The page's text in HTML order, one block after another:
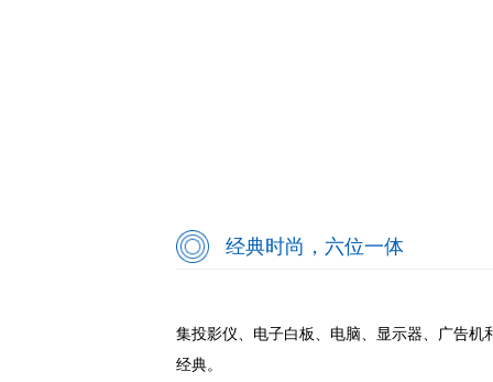
经典时尚，六位一体
集投影仪、电子白板、电脑、显示器、广告
经典。